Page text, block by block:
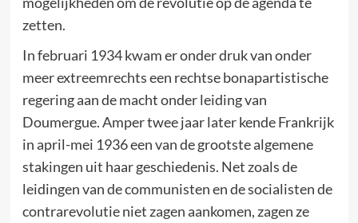
zetten.
In februari 1934 kwam er onder druk van onder
meer extreemrechts een rechtse bonapartistische
regering aan de macht onder leiding van
Doumergue. Amper twee jaar later kende Frankrijk
in april-mei 1936 een van de grootste algemene
stakingen uit haar geschiedenis. Net zoals de
leidingen van de communisten en de socialisten de
contrarevolutie niet zagen aankomen, zagen ze